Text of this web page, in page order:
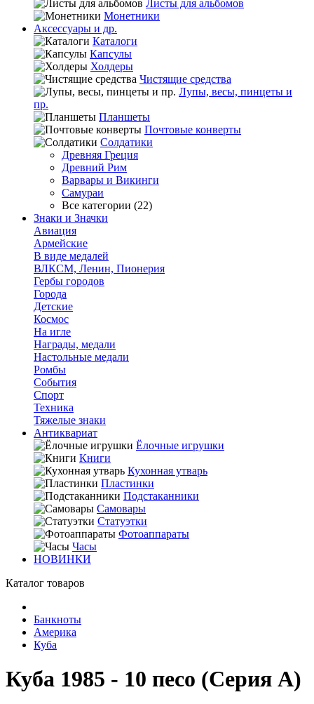
Листы для альбомов
Монетники
Аксессуары и др.
Каталоги
Капсулы
Холдеры
Чистящие средства
Лупы, весы, пинцеты и
пр.
Планшеты
Почтовые конверты
Солдатики
Древняя Греция
Древний Рим
Варвары и Викинги
Самураи
Все категории (22)
Знаки и Значки
Авиация
Армейские
В виде медалей
ВЛКСМ, Ленин, Пионерия
Гербы городов
Города
Детские
Космос
На игле
Награды, медали
Настольные медали
Ромбы
События
Спорт
Техника
Тяжелые знаки
Антиквариат
Ёлочные игрушки
Книги
Кухонная утварь
Пластинки
Подстаканники
Самовары
Статуэтки
Фотоаппараты
Часы
НОВИНКИ
Каталог товаров
Банкноты
Америка
Куба
Куба 1985 - 10 песо (Серия A)